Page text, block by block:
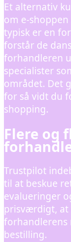
Et alternativ
om e-
typisk er en
forstår de
forhandleren
specialister
området. Det
for så vidt du
shopping.
Flere og
Trustpilot
til at beskue
evalueringer
prisværdigt,
bestilling.